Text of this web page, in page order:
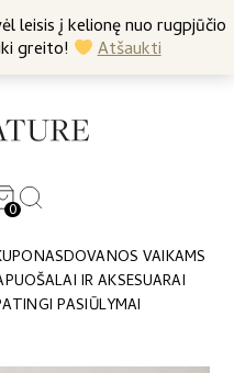
leisis į kelionę nuo rugpjūčio
greito!
Atšaukti
Eur +370 682 57369
0
DOVANOS VAIKAMS
IR AKSESUARAI
PASIŪLYMAI